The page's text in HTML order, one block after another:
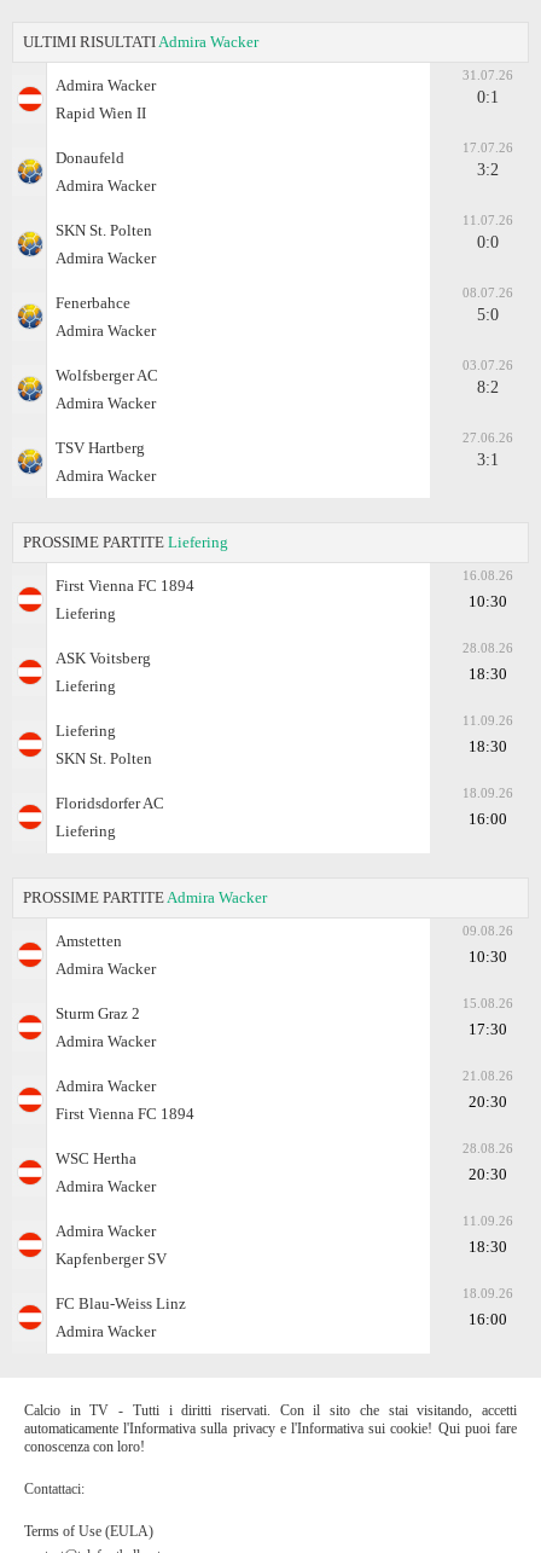
ULTIMI RISULTATI Admira Wacker
Admira Wacker
Rapid Wien II
31.07.26
0:1
Donaufeld
Admira Wacker
17.07.26
3:2
SKN St. Polten
Admira Wacker
11.07.26
0:0
Fenerbahce
Admira Wacker
08.07.26
5:0
Wolfsberger AC
Admira Wacker
03.07.26
8:2
TSV Hartberg
Admira Wacker
27.06.26
3:1
PROSSIME PARTITE Liefering
First Vienna FC 1894
Liefering
16.08.26
10:30
ASK Voitsberg
Liefering
28.08.26
18:30
Liefering
SKN St. Polten
11.09.26
18:30
Floridsdorfer AC
Liefering
18.09.26
16:00
PROSSIME PARTITE Admira Wacker
Amstetten
Admira Wacker
09.08.26
10:30
Sturm Graz 2
Admira Wacker
15.08.26
17:30
Admira Wacker
First Vienna FC 1894
21.08.26
20:30
WSC Hertha
Admira Wacker
28.08.26
20:30
Admira Wacker
Kapfenberger SV
11.09.26
18:30
FC Blau-Weiss Linz
Admira Wacker
18.09.26
16:00
Calcio in TV - Tutti i diritti riservati. Con il sito che stai visitando, accetti
automaticamente l'Informativa sulla privacy e l'Informativa sui cookie! Qui puoi fare
conoscenza con loro!
Contattaci:
Terms of Use (EULA)